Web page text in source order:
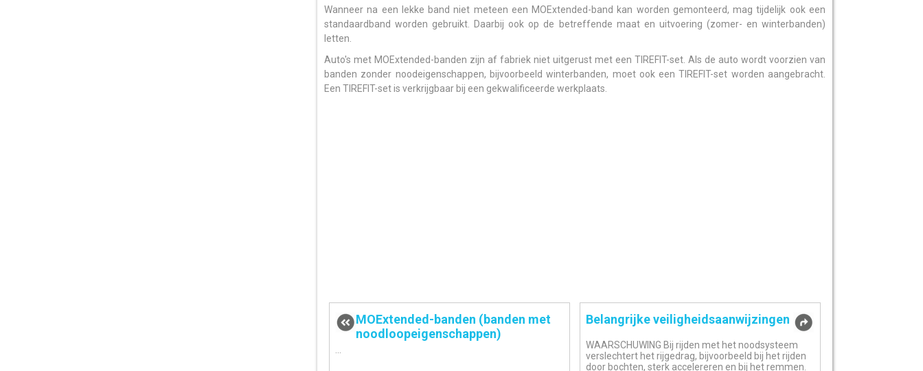
Wanneer na een lekke band niet meteen een MOExtended-band kan worden gemonteerd, mag tijdelijk ook een
standaardband worden gebruikt. Daarbij ook op de betreffende maat en uitvoering (zomer- en winterbanden)
letten.
Auto's met MOExtended-banden zijn af fabriek niet uitgerust met een TIREFIT-set. Als de auto wordt voorzien van
banden zonder noodeigenschappen, bijvoorbeeld winterbanden, moet ook een TIREFIT-set worden aangebracht.
Een TIREFIT-set is verkrijgbaar bij een gekwalificeerde werkplaats.
MOExtended-banden (banden met
noodloopeigenschappen)
Belangrijke veiligheidsaanwijzingen
WAARSCHUWING Bij rijden met het noodsysteem
verslechtert het rijgedrag, bijvoorbeeld bij het rijden
door bochten, sterk accelereren en bij het remmen.